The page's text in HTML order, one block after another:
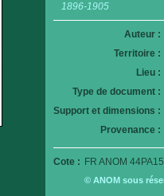
1896-1905
Auteur :
Territoire :
Lieu :
Type de document :
Support et dimensions :
Provenance :
Cote : FR ANOM
© ANOM sous